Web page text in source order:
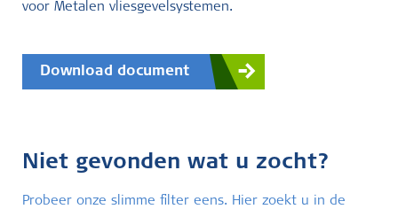
voor Metalen vliesgevelsystemen.
Download document
Niet gevonden wat u zocht?
Probeer onze slimme filter eens. Hier zoekt u in de